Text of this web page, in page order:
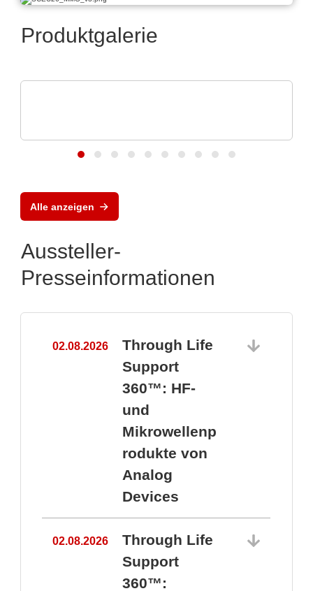
Produktgalerie
Alle anzeigen
Aussteller-
Presseinformationen
02.08.2026
Through Life
Support
360™: HF-
und
Mikrowellenp
rodukte von
Analog
Devices
02.08.2026
Through Life
Support
360™: